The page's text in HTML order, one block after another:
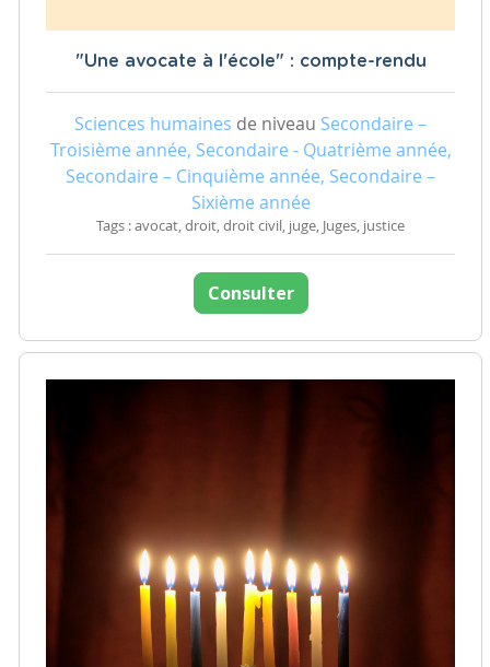
"Une avocate à l'école" : compte-rendu
Sciences humaines de niveau Secondaire –
Troisième année, Secondaire - Quatrième année,
Secondaire – Cinquième année, Secondaire –
Sixième année
Tags : avocat, droit, droit civil, juge, Juges, justice
Consulter